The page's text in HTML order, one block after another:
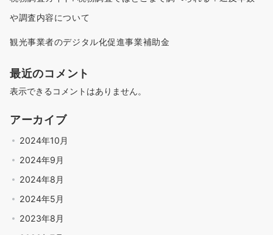
や調査内容について
観光事業者のデジタル化促進事業補助金
最近のコメント
表示できるコメントはありません。
アーカイブ
2024年10月
2024年9月
2024年8月
2024年5月
2023年8月